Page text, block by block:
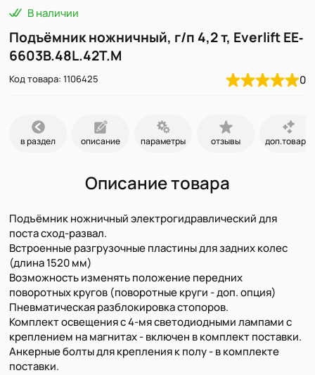
В наличии
Подъёмник ножничный, г/п 4,2 т, Everlift EE‐
6603B.48L.42T.M
Код товара: 1106425 0
в раздел описание параметры отзывы доп.товары
Описание товара
Подъёмник ножничный электрогидравлический для
поста сход-развал.
Встроенные разгрузочные пластины для задних колес
(длина 1520 мм)
Возможность изменять положение передних
поворотных кругов (поворотные круги - доп. опция)
Пневматическая разблокировка стопоров.
Комплект освещения с 4-мя светодиодными лампами с
креплением на магнитах - включен в комплект поставки.
Анкерные болты для крепления к полу - в комплекте
поставки.